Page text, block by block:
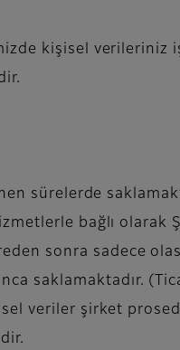
kişisel verileriniz
sürelerde
bağlı olarak
sonra sadece
saklamaktadır.
veriler şirket